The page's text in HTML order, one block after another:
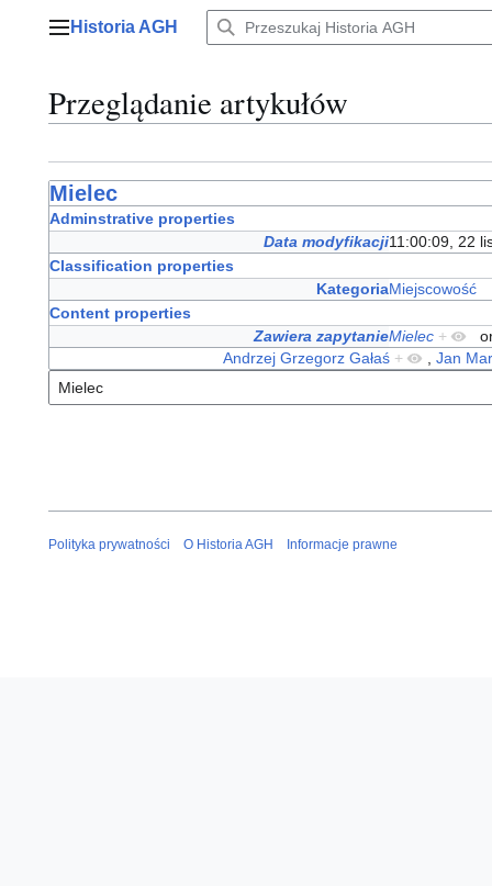
Menu główne
Historia AGH
Przeglądanie artykułów
Mielec
Adminstrative properties
Data modyfikacji11:00:09, 22
Classification properties
KategoriaMiejscowość
Content properties
Zawiera zapytanieMielec +
Andrzej Grzegorz Gałaś + Jan
Polityka prywatności O Historia AGH Informacje prawne